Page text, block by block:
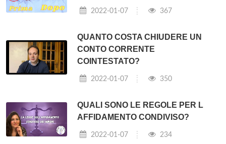
2022-01-07 367
QUANTO COSTA CHIUDERE UN
CONTO CORRENTE
COINTESTATO?
2022-01-07 350
QUALI SONO LE REGOLE PER L
AFFIDAMENTO CONDIVISO?
2022-01-07 234